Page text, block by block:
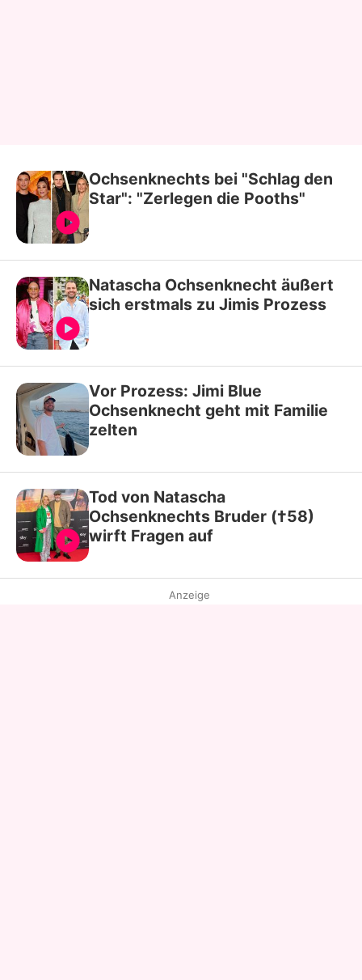
Ochsenknechts bei "Schlag den
Star": "Zerlegen die Pooths"
Natascha Ochsenknecht äußert
sich erstmals zu Jimis Prozess
Vor Prozess: Jimi Blue
Ochsenknecht geht mit Familie
zelten
Tod von Natascha
Ochsenknechts Bruder (†58)
wirft Fragen auf
Anzeige